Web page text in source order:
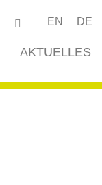
EN DE
AKTUELLES